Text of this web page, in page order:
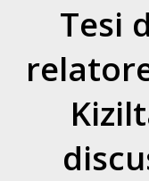
Tesi